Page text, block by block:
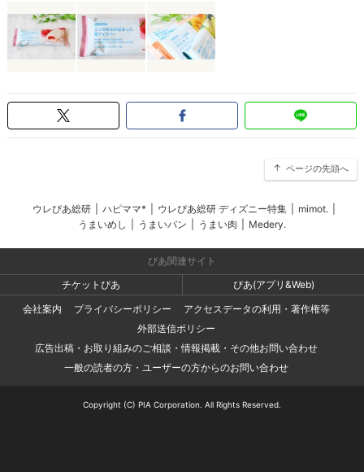
ページの先頭へ
ウレぴあ総研 ハピママ* ウレぴあ総研 ディズニー特集 mimot.
うまいめし
うまいパン うまい肉 Medery.
ぴあ関連サイト
チケットぴあ
ぴあ(アプリ&Web)
会社案内
プライバシーポリシー
アクセスデータの利用・著作権等
外部送信ポリシー
広告出稿・お取り組みのご相談・情報掲載・その他お問い合わせ
一般の読者の方・ユーザーの方からのお問い合わせ
Copyright (C) PIA Corporation. All Rights Reserved.